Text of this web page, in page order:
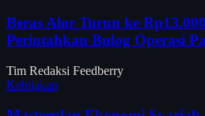
Beras Alor Turun ke
Perintahkan Bulog Operasi
Tim Redaksi Feedberry
Kebijakan